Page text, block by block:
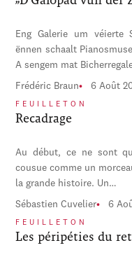
Eng Galerie um véierte
ënnen schaalt
A sengem mat
Frédéric Braun 6 Août
FEUILLETON
Recadrage
Au début, ce ne sont
cousue comme un
la grande histoire. Un…
Sébastien Cuvelier 6
FEUILLETON
Les péripéties du